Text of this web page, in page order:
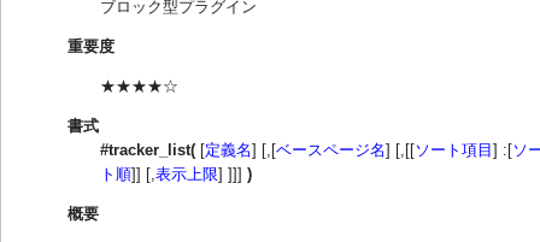
ブロック型プラグイン
重要度
★★★★☆
書式
#tracker_list([定義名] [,[ベースページ名] [,[[ソート項目] :[ソ
ト順]] [, 表示上限] ]]] )
概要